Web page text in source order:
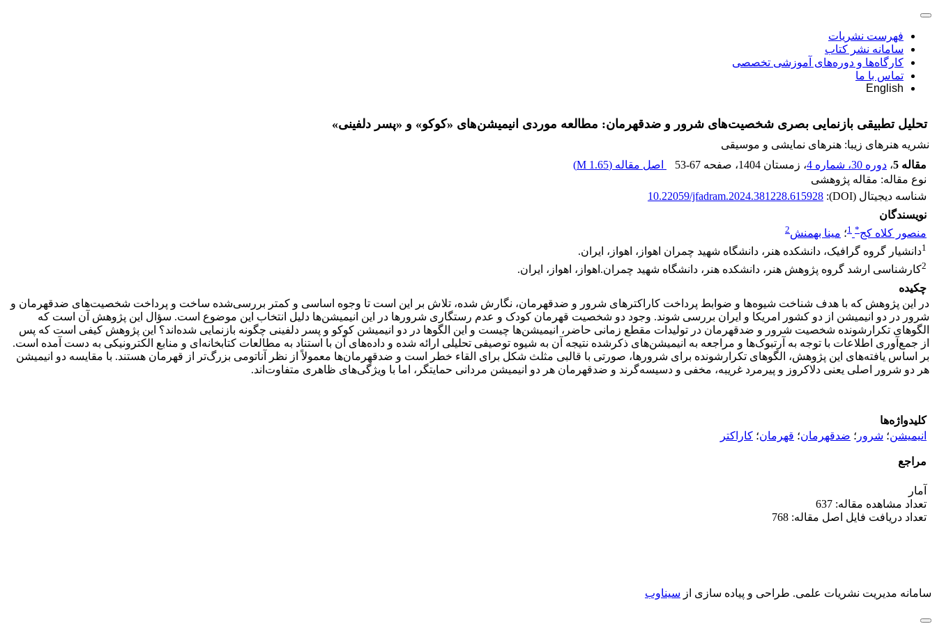
فهرست نشریات
سامانه نشر کتاب
کارگاه‌ها و دوره‌های آموزشی تخصصی
تماس با ما
English
تحلیل تطبیقی بازنمایی بصری شخصیت‌های شرور و ضدقهرمان: مطالعه موردی انیمیشن‌های «کوکو» و «پسر دلفینی»
نشریه هنرهای زیبا: هنرهای نمایشی و موسیقی
مقاله 5
، دوره 30، شماره 4 ، زمستان 1404 ، صفحه 53-67 اصل مقاله (1.65 M
)
نوع مقاله: مقاله پژوهشی
شناسه دیجیتال (DOI):
10.22059/jfadram.2024.381228.615928
نویسندگان
منصور کلاه کج*
1؛ مینا بهمنش2
1دانشیار گروه گرافیک، دانشکده هنر، دانشگاه شهید چمران اهواز، اهواز، ایران.
2کارشناسی ارشد گروه پژوهش هنر، دانشکده هنر، دانشگاه شهید چمران.اهواز، اهواز، ایران.
چکیده
در این پژوهش که با هدف شناخت شیوه‌ها و ضوابط پرداخت کاراکترهای شرور و ضدقهرمان، نگارش شده، تلاش بر این است تا وجوه اساسی و کمتر بررسی‌شده‌ ساخت و پرداخت شخصیت‌های ضدقهرمان و
شرور در دو انیمیشن از دو کشور امریکا و ایران بررسی شوند. وجود دو شخصیت قهرمان کودک و عدم رستگاری شرورها در این انیمیشن‌ها دلیل انتخاب این موضوع است. سؤال این پژوهش آن است که
الگوهای تکرارشونده شخصیت شرور و ضدقهرمان در تولیدات مقطع زمانی حاضر، انیمیشن‌ها چیست و این الگوها در دو انیمیشن کوکو و پسر دلفینی چگونه بازنمایی شده‌اند؟ این پژوهش کیفی است که پس
از جمع‌آوری اطلاعات با توجه به آرت­بوک‌ها و مراجعه به انیمیشن‌های ذکرشده نتیجه آن به شیوه توصیفی ­تحلیلی ارائه شده و داده‌های آن با استناد به مطالعات کتابخانه‌‌ای و منابع الکترونیکی به دست آمده است.
بر اساس یافته‌های این پژوهش، الگوهای تکرارشونده برای شرورها، صورتی با قالبی مثلث شکل برای القاء خطر است و ضدقهرمان‌ها معمولاً از نظر آناتومی بزرگ‌تر از قهرمان هستند. با مقایسه دو انیمیشن
هر دو شرور اصلی یعنی دلاکروز و پیرمرد غریبه، مخفی و دسیسه‌گرند و ضدقهرمان هر دو انیمیشن مردانی حمایتگر، اما با ویژگی‌های ظاهری متفاوت‌اند.
کلیدواژه‌ها
انیمیشن؛ شرور ؛ ضدقهرمان؛ قهرمان؛ کاراکتر
مراجع
آمار
تعداد مشاهده مقاله: 637
تعداد دریافت فایل اصل مقاله: 768
سامانه مدیریت نشریات علمی. طراحی و پیاده سازی از سیناوب